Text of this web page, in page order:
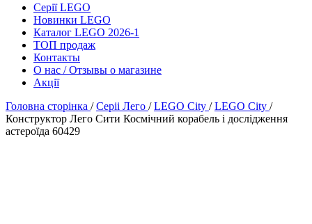
Серії LEGO
Новинки LEGO
Каталог LEGO 2026-1
TOП продаж
Контакты
О нас / Отзывы о магазине
Акції
Головна сторінка /Серіі Лего /LEGO City /LEGO City /
Конструктор Лего Сити Космічний корабель і дослідження
астероїда 60429